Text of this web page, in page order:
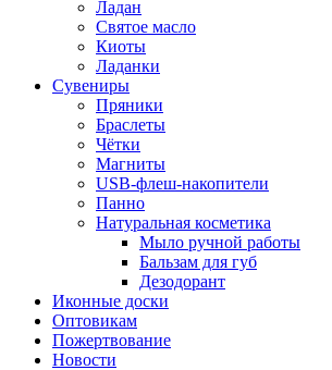
Ладан
Святое масло
Киоты
Ладанки
Сувениры
Пряники
Браслеты
Чётки
Магниты
USB-флеш-накопители
Панно
Натуральная косметика
Мыло ручной работы
Бальзам для губ
Дезодорант
Иконные доски
Оптовикам
Пожертвование
Новости